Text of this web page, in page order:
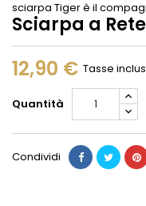
sciarpa Tiger è il
Sciarpa a
12,90 € Tasse
Quantità
Condividi